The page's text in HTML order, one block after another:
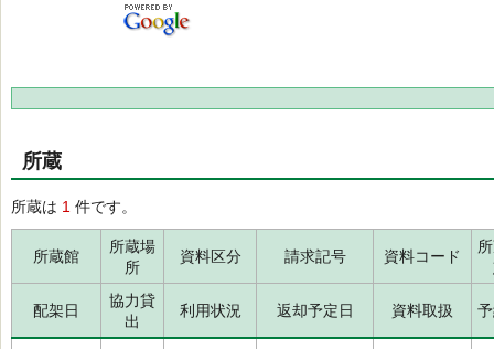
所蔵
所蔵は 1 件です。
所蔵館
所蔵場
所
資料区分 請求記号 資料コード
配架日
協力貸
出
利用状況 返却予定日 資料取扱